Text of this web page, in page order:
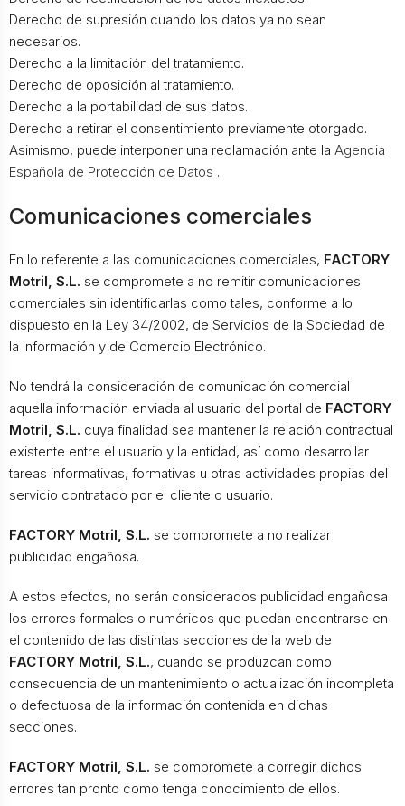
Derecho de supresión cuando los datos ya no sean
necesarios.
Derecho a la limitación del tratamiento.
Derecho de oposición al tratamiento.
Derecho a la portabilidad de sus datos.
Derecho a retirar el consentimiento previamente otorgado.
Asimismo, puede interponer una reclamación ante la Agencia
Española de Protección de Datos .
Comunicaciones comerciales
En lo referente a las comunicaciones comerciales, FACTORY
Motril, S.L. se compromete a no remitir comunicaciones
comerciales sin identificarlas como tales, conforme a lo
dispuesto en la Ley 34/2002, de Servicios de la Sociedad de
la Información y de Comercio Electrónico.
No tendrá la consideración de comunicación comercial
aquella información enviada al usuario del portal de FACTORY
Motril, S.L. cuya finalidad sea mantener la relación contractual
existente entre el usuario y la entidad, así como desarrollar
tareas informativas, formativas u otras actividades propias del
servicio contratado por el cliente o usuario.
FACTORY Motril, S.L. se compromete a no realizar
publicidad engañosa.
A estos efectos, no serán considerados publicidad engañosa
los errores formales o numéricos que puedan encontrarse en
el contenido de las distintas secciones de la web de
FACTORY Motril, S.L., cuando se produzcan como
consecuencia de un mantenimiento o actualización incompleta
o defectuosa de la información contenida en dichas
secciones.
FACTORY Motril, S.L. se compromete a corregir dichos
errores tan pronto como tenga conocimiento de ellos.